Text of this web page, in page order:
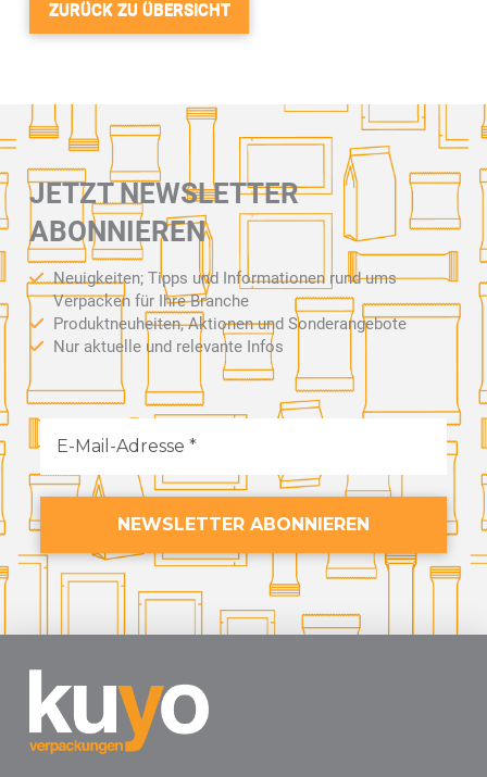
ZURÜCK ZU ÜBERSICHT
JETZT NEWSLETTER
ABONNIEREN
Neuigkeiten; Tipps und Informationen rund ums
Verpacken für Ihre Branche
Produktneuheiten, Aktionen und Sonderangebote
Nur aktuelle und relevante Infos